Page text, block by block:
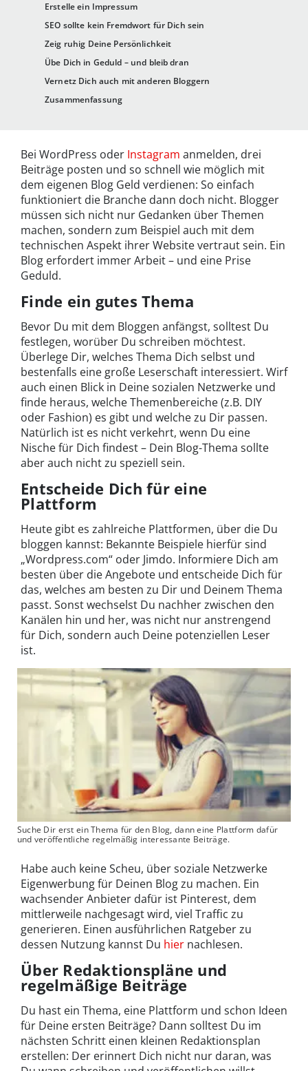
Erstelle ein Impressum
SEO sollte kein Fremdwort für Dich sein
Zeig ruhig Deine Persönlichkeit
Übe Dich in Geduld – und bleib dran
Vernetz Dich auch mit anderen Bloggern
Zusammenfassung
Bei WordPress oder Instagram anmelden, drei
Beiträge posten und so schnell wie möglich mit
dem eigenen Blog Geld verdienen: So einfach
funktioniert die Branche dann doch nicht. Blogger
müssen sich nicht nur Gedanken über Themen
machen, sondern zum Beispiel auch mit dem
technischen Aspekt ihrer Website vertraut sein. Ein
Blog erfordert immer Arbeit – und eine Prise
Geduld.
Finde ein gutes Thema
Bevor Du mit dem Bloggen anfängst, solltest Du
festlegen, worüber Du schreiben möchtest.
Überlege Dir, welches Thema Dich selbst und
bestenfalls eine große Leserschaft interessiert. Wirf
auch einen Blick in Deine sozialen Netzwerke und
finde heraus, welche Themenbereiche (z.B. DIY
oder Fashion) es gibt und welche zu Dir passen.
Natürlich ist es nicht verkehrt, wenn Du eine
Nische für Dich findest – Dein Blog-Thema sollte
aber auch nicht zu speziell sein.
Entscheide Dich für eine
Plattform
Heute gibt es zahlreiche Plattformen, über die Du
bloggen kannst: Bekannte Beispiele hierfür sind
„Wordpress.com“ oder Jimdo. Informiere Dich am
besten über die Angebote und entscheide Dich für
das, welches am besten zu Dir und Deinem Thema
passt. Sonst wechselst Du nachher zwischen den
Kanälen hin und her, was nicht nur anstrengend
für Dich, sondern auch Deine potenziellen Leser
ist.
Suche Dir erst ein Thema für den Blog, dann eine Plattform dafür
und veröffentliche regelmäßig interessante Beiträge.
Habe auch keine Scheu, über soziale Netzwerke
Eigenwerbung für Deinen Blog zu machen. Ein
wachsender Anbieter dafür ist Pinterest, dem
mittlerweile nachgesagt wird, viel Traffic zu
generieren. Einen ausführlichen Ratgeber zu
dessen Nutzung kannst Du hier nachlesen.
Über Redaktionspläne und
regelmäßige Beiträge
Du hast ein Thema, eine Plattform und schon Ideen
für Deine ersten Beiträge? Dann solltest Du im
nächsten Schritt einen kleinen Redaktionsplan
erstellen: Der erinnert Dich nicht nur daran, was